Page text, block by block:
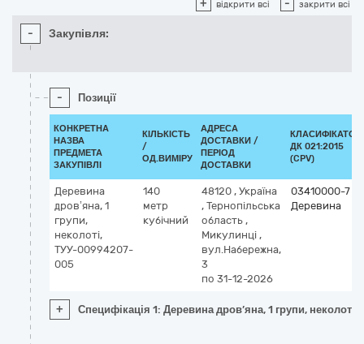
+ відкрити всі - закрити всі
- Закупівля:
- Позиції
КОНКРЕТНА
НАЗВА
ПРЕДМЕТА
ЗАКУПІВЛІ
КІЛЬКІСТЬ
/
ОД.ВИМІРУ
АДРЕСА
ДОСТАВКИ /
ПЕРІОД
ДОСТАВКИ
КЛАСИФІКАТОР
ДК 021:2015
(CPV)
Деревина
дров’яна, 1
групи,
неколоті,
ТУУ-00994207-
005
140
метр
кубічний
48120 , Україна
, Тернопільська
область ,
Микулинці ,
вул.Набережна,
3
по 31-12-2026
03410000-7
Деревина
+ Специфікація 1: Деревина дров’яна, 1 групи,